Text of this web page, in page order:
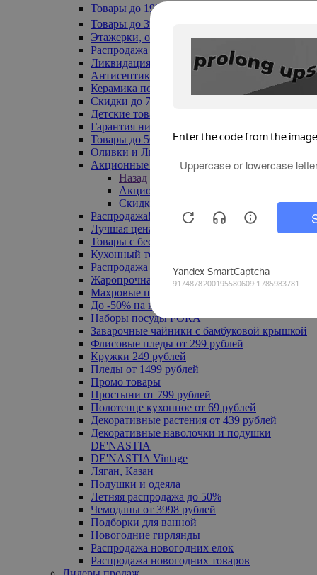
Товары до 199₽
Товары до 399₽
Этажерки, обувницы
Распродажа текстиля до -50%
Ликвидация до -70%
Антисептики
Керамика по 129 руб
Скидки до 70%
Детские товары
Гарантия низкой цены
Товары до 500 руб
Оливки и Лимоны
Акционные товары
Назад
Акционные товары
Скидка 20% по промокоду
Распродажа! Ульяновск до -70%
Лучшая цена
Товары с бесплатной доставкой
Кухонный текстиль
Распродажа до -50%
Жаропрочная посуда
Махровые полотенца
До -50% на ковры
Наборы посуды FORA
Заварочные чайники с бамбуковой крышкой
Флисовые пледы от 299 рублей
Кружки 249 рублей
Пледы от 1499 рублей
Промо товары
Простыни от 799 рублей
Полотенце кухонное от 69 рублей
Декоративные растения от 439 рублей
Декоративные наволочки и подушки
DE'NASTIA
DE'NASTIA Vintage
Ляган, Казан
Подушки и одеяла
Летняя распродажа до 50%
Чемоданы от 3998 рублей
Подборки для ванной
Новогодние гирлянды
Распродажа новогодних елок
Распродажа новогодних товаров